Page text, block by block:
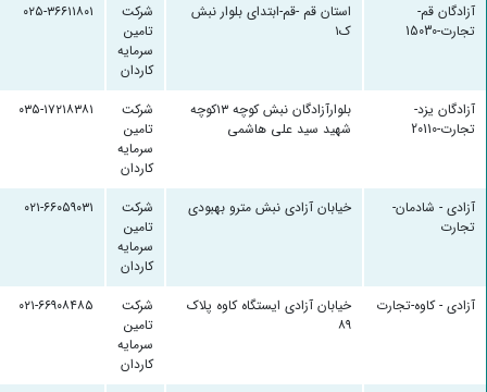
آزادگان قم-
تجارت-15030
استان قم -قم-ابتدای بلوار نبش
ک۱
شرکت
تامین
سرمایه
کاردان
۰۲۵-۳۶۶۱۱۸۰۱
آزادگان یزد-
تجارت-20110
بلوارآزادگان نبش کوچه ۱۳کوچه
شهید سید علی هاشمی
شرکت
تامین
سرمایه
کاردان
۰۳۵-۱۷۲۱۸۳۸۱
آزادی - شادمان-
تجارت
خیابان آزادی نبش مترو بهبودی
شرکت
تامین
سرمایه
کاردان
۰۲۱-۶۶۰۵۹۰۳۱
آزادی - کاوه-تجارت
خیابان آزادی ایستگاه کاوه پلاک
۸۹
شرکت
تامین
سرمایه
کاردان
۰۲۱-۶۶۹۰۸۴۸۵